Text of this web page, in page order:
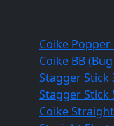
Coike Popper
Coike BB
Stagger Stick
Stagger Stick
Coike